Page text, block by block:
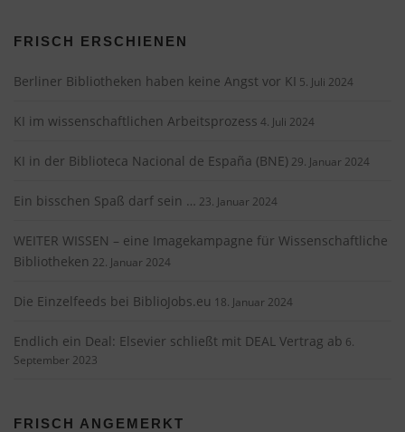
FRISCH ERSCHIENEN
Berliner Bibliotheken haben keine Angst vor KI 5. Juli 2024
KI im wissenschaftlichen Arbeitsprozess 4. Juli 2024
KI in der Biblioteca Nacional de España (BNE) 29. Januar 2024
Ein bisschen Spaß darf sein … 23. Januar 2024
WEITER WISSEN – eine Imagekampagne für Wissenschaftliche
Bibliotheken 22. Januar 2024
Die Einzelfeeds bei BiblioJobs.eu 18. Januar 2024
Endlich ein Deal: Elsevier schließt mit DEAL Vertrag ab 6.
September 2023
FRISCH ANGEMERKT